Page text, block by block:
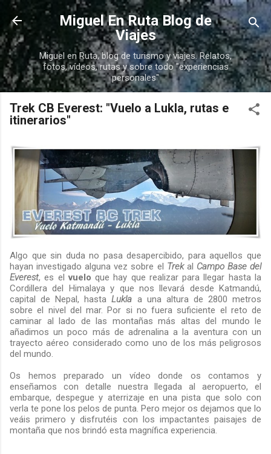
Ir al contenido principal
Miguel En Ruta Blog de
Viajes
Miguel en Ruta, blog de turismo y viajes. Relatos,
fotos, vídeos, rutas y sobre todo "experiencias
personales"
Trek CB Everest: "Vuelo a Lukla, rutas e
itinerarios"
Algo que sin duda no pasa desapercibido, para aquellos que
hayan investigado alguna vez sobre el Trekal Campo Base del
Everest, es elvuelo que hay que realizar para llegar hasta la
Cordillera del Himalaya y que nos llevará desde Katmandú,
capital de Nepal, hastaLukla a una altura de 2800 metros
sobre el nivel del mar. Por si no fuera suficiente el reto de
caminar al lado de las montañas más altas del mundo le
añadimos un poco más de adrenalina a la aventura con un
trayecto aéreo considerado como uno de los más peligrosos
del mundo.
Os hemos preparado un vídeo donde os contamos y
enseñamos con detalle nuestra llegada al aeropuerto, el
embarque, despegue y aterrizaje en una pista que solo con
verla te pone los pelos de punta. Pero mejor os dejamos que lo
veáis primero y disfrutéis con los impactantes paisajes de
montaña que nos brindó esta magnífica experiencia.